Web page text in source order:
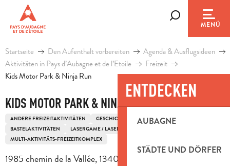
contenu
principal
MENÜ
ENTDECKEN
AUBAGNE
STÄDTE UND DÖRFER
Startseite Den Aufenthalt vorbereiten
Agenda & Ausflugsideen
Aktivitäten in Pays d’Aubagne et de l’Etoile
Freizeit
Kids Motor Park & Ninja Run
KIDS MOTOR PARK & NINJA RUN
ANDERE FREIZEITAKTIVITÄTEN
GESCHICKLICHKEITSSPORTARTEN
BASTELAKTIVITÄTEN
LASERGAME / LASER TAG
MULTI-AKTIVITÄTS-FREIZEITKOMPLEX
1985 chemin de la Vallée, 13400 Aubagne